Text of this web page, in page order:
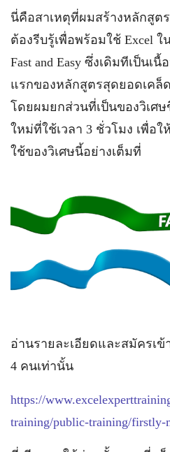
นี่คือสาเหตุที่ผมสร้างหลักสูต
ต้องรีบรู้เพื่อพร้อมใช้ Excel
Fast and Easy ซึ่งเดิมทีเป็น
แรกของหลักสูตรสุดยอดเคล็
โดยผมยกส่วนที่เป็นของวิเศ
ใหม่ที่ใช้เวลา 3 ชั่วโมง เพื่อ
ใช้ของวิเศษนี้อย่างเต็มที่
อ่านรายละเอียดและสมัครเ
4 คนเท่านั้น
https://
training/public-training/firstly-